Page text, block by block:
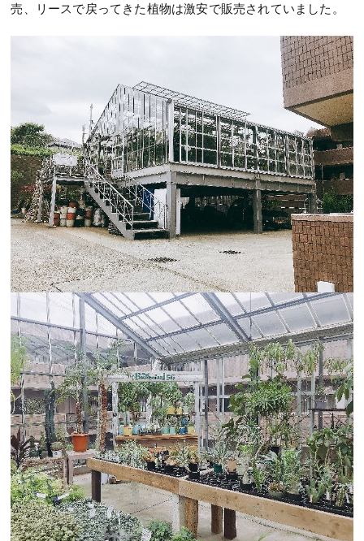
売、リースで戻ってきた植物は激安で販売されていました。